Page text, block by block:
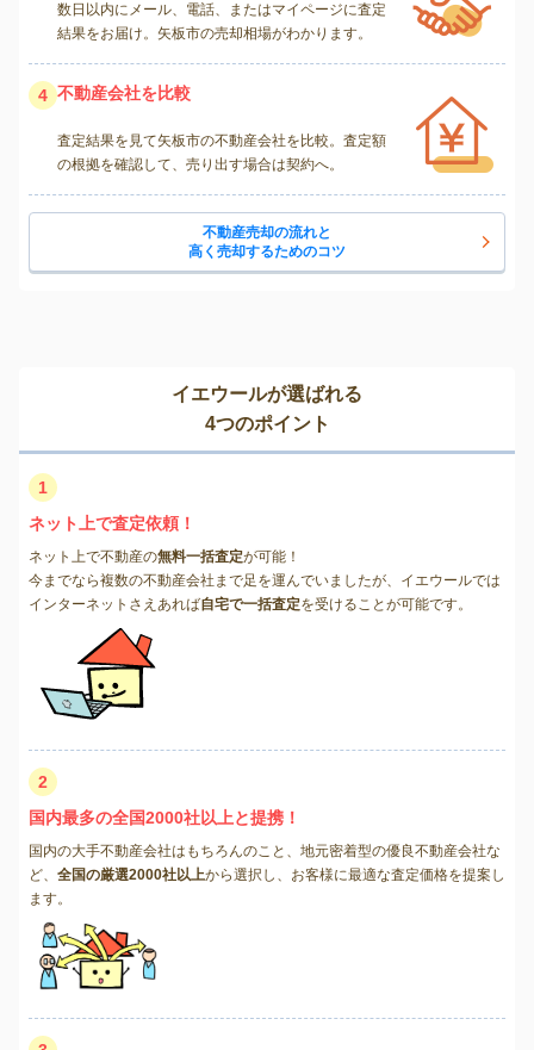
数日以内にメール、電話、またはマイページに査定
結果をお届け。矢板市の売却相場がわかります。
4 不動産会社を比較
査定結果を見て矢板市の不動産会社を比較。査定額
の根拠を確認して、売り出す場合は契約へ。
不動産売却の流れと
高く売却するためのコツ
イエウールが選ばれる
4つのポイント
1
ネット上で査定依頼！
ネット上で不動産の無料一括査定が可能！
今までなら複数の不動産会社まで足を運んでいましたが、イエウールでは
インターネットさえあれば自宅で一括査定を受けることが可能です。
2
国内最多の全国2000社以上と提携！
国内の大手不動産会社はもちろんのこと、地元密着型の優良不動産会社な
ど、 全国の厳選2000社以上から選択し、お客様に最適な査定価格を提案し
ます。